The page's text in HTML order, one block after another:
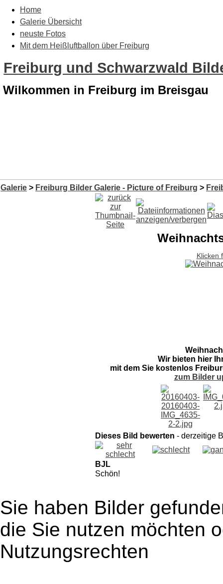
Home
Galerie Übersicht
neuste Fotos
Mit dem Heißluftballon über Freiburg
Freiburg und Schwarzwald
Wilkommen in Freiburg im Breisgau
Galerie > Freiburg Bilder Galerie - Picture of Freiburg >
Klicken
Wir bieten hier
mit dem Sie kostenlos
zum Bilder
Dieses Bild bewerten - derzeitige
BJL
Schön!
Sie haben Bilder
die Sie nutzen möchten
Nutzungsrechten